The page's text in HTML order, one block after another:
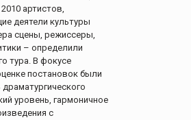
артистов,
деятели культуры
сцены, режиссеры,
– определили
тура. В фокусе
постановок были
уровень, гармоничное
с